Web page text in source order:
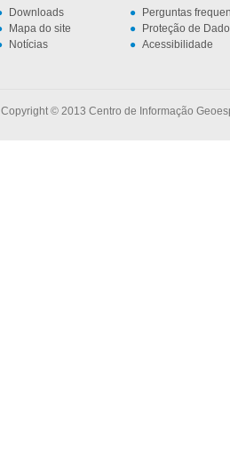
Downloads
Mapa do site
Notícias
Perguntas
Proteção de
Acessibilidade
Copyright © 2013 Centro de Informação